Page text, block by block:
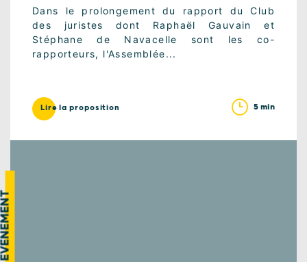
Dans le prolongement du rapport du Club
des juristes dont Raphaël Gauvain et
Stéphane de Navacelle sont les co-
rapporteurs, l'Assemblée...
Lire la proposition 5 min